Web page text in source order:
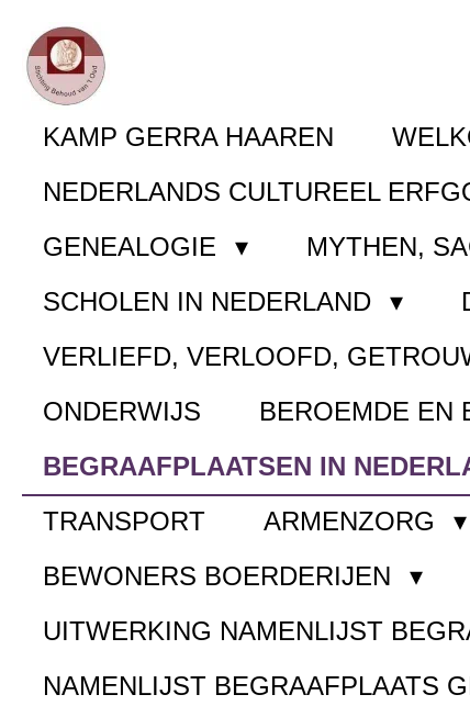
Ga
direct
naar
hoofdinhoud
KAMP GERRA HAAREN
NEDERLANDS CULTUREEL
GENEALOGIE
MYTHEN,
SCHOLEN IN NEDERLAND
VERLIEFD, VERLOOFD,
ONDERWIJS
BEROEMDE EN
BEGRAAFPLAATSEN IN
TRANSPORT
ARMENZORG
BEWONERS BOERDERIJEN
UITWERKING NAMENLIJST
NAMENLIJST BEGRAAFPLAATS